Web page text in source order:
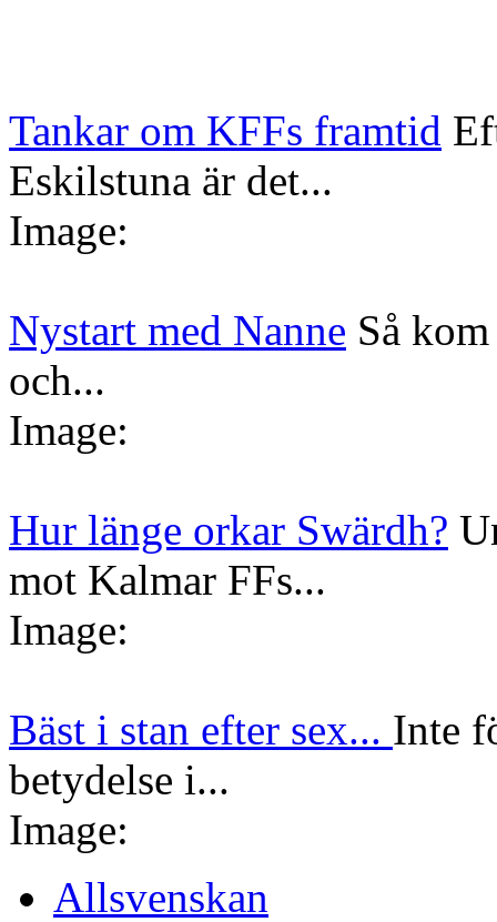
Tankar om KFFs framtid
Eskilstuna är det...
Image:
Nystart med Nanne Så
och...
Image:
Hur länge orkar Swärdh?
mot Kalmar FFs...
Image:
Bäst i stan efter sex... Inte
betydelse i...
Image:
Allsvenskan